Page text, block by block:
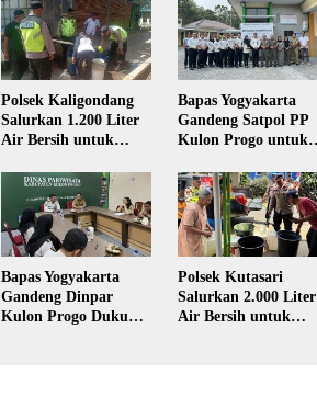
Polsek Kaligondang
Salurkan 1.200 Liter
Air Bersih untuk
Kekeringan di
Purbalingga
Bapas Yogyakarta
Gandeng Satpol PP
Kulon Progo untuk
Kerja Sosial
Bapas Yogyakarta
Gandeng Dinpar
Kulon Progo Dukung
Polsek Kutasari
Salurkan 2.000 Liter
Air Bersih untuk